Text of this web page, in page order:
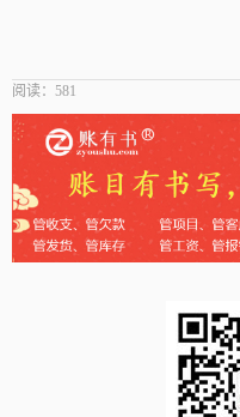
阅读： 581